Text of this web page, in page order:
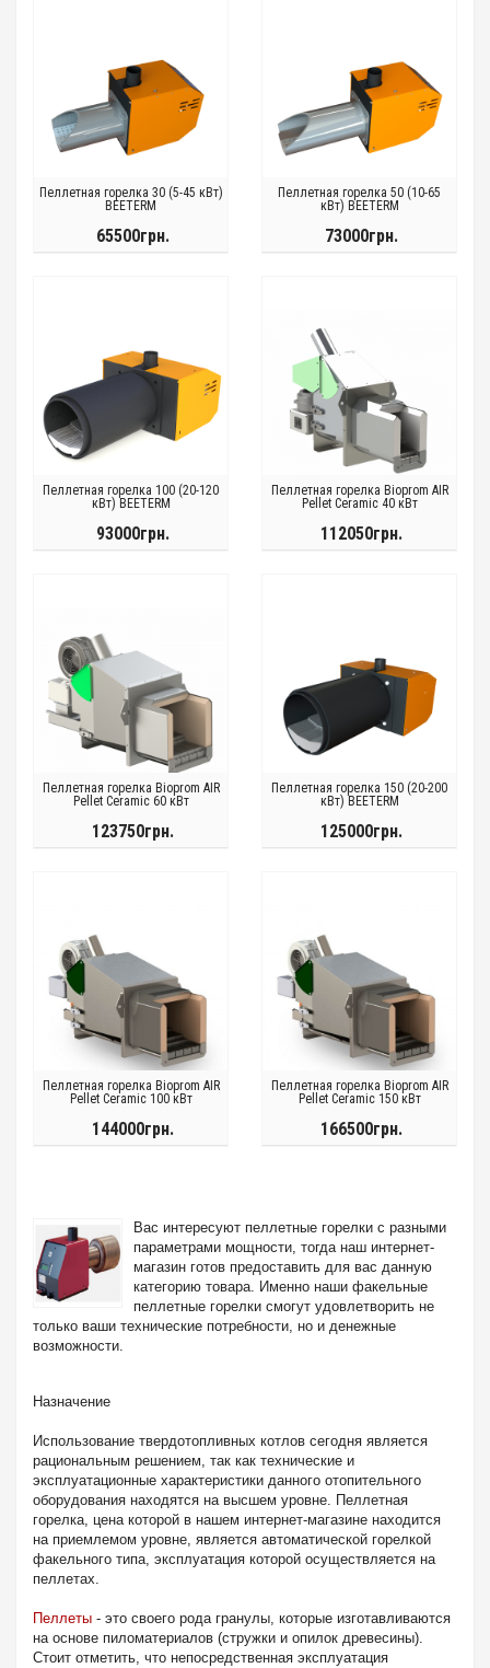
Пеллетная горелка 30 (5-45 кВт)
BEETERM
65500грн.
Пеллетная горелка 50 (10-65
кВт) BEETERM
73000грн.
Пеллетная горелка 100 (20-120
кВт) BEETERM
93000грн.
Пеллетная горелка Bioprom AIR
Pellet Ceramic 40 кВт
112050грн.
Пеллетная горелка Bioprom AIR
Pellet Ceramic 60 кВт
123750грн.
Пеллетная горелка 150 (20-200
кВт) BEETERM
125000грн.
Пеллетная горелка Bioprom AIR
Pellet Ceramic 100 кВт
144000грн.
Пеллетная горелка Bioprom AIR
Pellet Ceramic 150 кВт
166500грн.
Вас интересуют пеллетные горелки с разными
параметрами мощности, тогда наш интернет-
магазин готов предоставить для вас данную
категорию товара. Именно наши факельные
пеллетные горелки смогут удовлетворить не
только ваши технические потребности, но и денежные
возможности.
Назначение
Использование твердотопливных котлов сегодня является
рациональным решением, так как технические и
эксплуатационные характеристики данного отопительного
оборудования находятся на высшем уровне. Пеллетная
горелка, цена которой в нашем интернет-магазине находится
на приемлемом уровне, является автоматической горелкой
факельного типа, эксплуатация которой осуществляется на
пеллетах.
Пеллеты - это своего рода гранулы, которые изготавливаются
на основе пиломатериалов (стружки и опилок древесины).
Стоит отметить, что непосредственная эксплуатация